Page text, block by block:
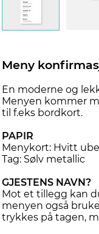
Meny
En moderne og
Menyen kommer
til f.eks bordkort.
PAPIR
Menykort: Hvitt
Tag: Sølv metallic
GJESTENS NAVN?
Mot et tillegg kan
menyen også
trykkes på tagen,